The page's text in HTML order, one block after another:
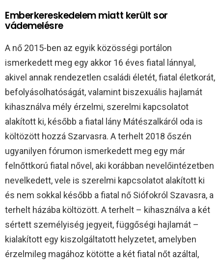
Emberkereskedelem miatt került sor
vádemelésre
A nő 2015-ben az egyik közösségi portálon
ismerkedett meg egy akkor 16 éves fiatal lánnyal,
akivel annak rendezetlen családi életét, fiatal életkorát,
befolyásolhatóságát, valamint biszexuális hajlamát
kihasználva mély érzelmi, szerelmi kapcsolatot
alakított ki, később a fiatal lány Mátészalkáról oda is
költözött hozzá Szarvasra. A terhelt 2018 őszén
ugyanilyen fórumon ismerkedett meg egy már
felnőttkorú fiatal nővel, aki korábban nevelőintézetben
nevelkedett, vele is szerelmi kapcsolatot alakított ki
és nem sokkal később a fiatal nő Siófokról Szavasra, a
terhelt házába költözött. A terhelt – kihasználva a két
sértett személyiség jegyeit, függőségi hajlamát –
kialakított egy kiszolgáltatott helyzetet, amelyben
érzelmileg magához kötötte a két fiatal nőt azáltal,